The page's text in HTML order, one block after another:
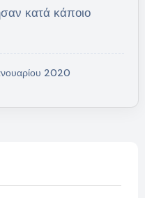
κατά κάποιο
2020